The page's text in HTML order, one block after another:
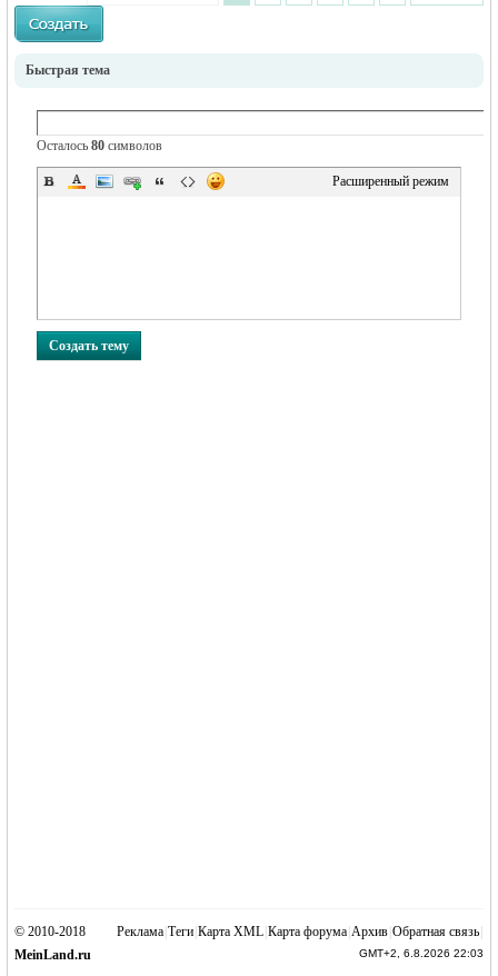
Быстрая тема
Осталось80 символов
Расширенный режим
Создать тему
Реклама Теги Карта XML Карта форума Архив Обратная связь
GMT+2, 6.8.2026 22:03
© 2010-2018
MeinLand.ru